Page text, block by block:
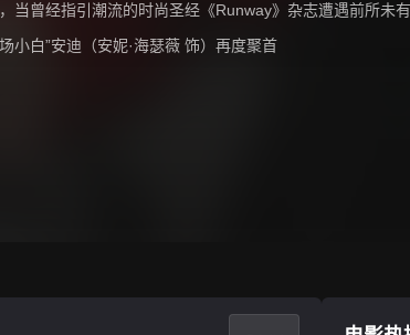
当曾经指引潮流的时尚圣经《Runway》杂志遭遇前所未
小白”安迪（安妮·海瑟薇 饰）再度聚首